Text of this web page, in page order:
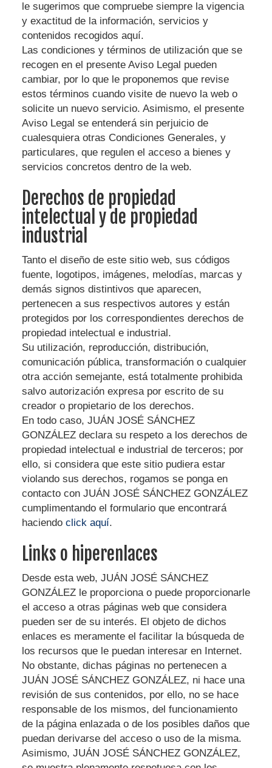
le sugerimos que compruebe siempre la vigencia
y exactitud de la información, servicios y
contenidos recogidos aquí.
Las condiciones y términos de utilización que se
recogen en el presente Aviso Legal pueden
cambiar, por lo que le proponemos que revise
estos términos cuando visite de nuevo la web o
solicite un nuevo servicio. Asimismo, el presente
Aviso Legal se entenderá sin perjuicio de
cualesquiera otras Condiciones Generales, y
particulares, que regulen el acceso a bienes y
servicios concretos dentro de la web.
Derechos de propiedad
intelectual y de propiedad
industrial
Tanto el diseño de este sitio web, sus códigos
fuente, logotipos, imágenes, melodías, marcas y
demás signos distintivos que aparecen,
pertenecen a sus respectivos autores y están
protegidos por los correspondientes derechos de
propiedad intelectual e industrial.
Su utilización, reproducción, distribución,
comunicación pública, transformación o cualquier
otra acción semejante, está totalmente prohibida
salvo autorización expresa por escrito de su
creador o propietario de los derechos.
En todo caso, JUÁN JOSÉ SÁNCHEZ
GONZÁLEZ declara su respeto a los derechos de
propiedad intelectual e industrial de terceros; por
ello, si considera que este sitio pudiera estar
violando sus derechos, rogamos se ponga en
contacto con JUÁN JOSÉ SÁNCHEZ GONZÁLEZ
cumplimentando el formulario que encontrará
haciendo click aquí.
Links o hiperenlaces
Desde esta web, JUÁN JOSÉ SÁNCHEZ
GONZÁLEZ le proporciona o puede proporcionarle
el acceso a otras páginas web que considera
pueden ser de su interés. El objeto de dichos
enlaces es meramente el facilitar la búsqueda de
los recursos que le puedan interesar en Internet.
No obstante, dichas páginas no pertenecen a
JUÁN JOSÉ SÁNCHEZ GONZÁLEZ, ni hace una
revisión de sus contenidos, por ello, no se hace
responsable de los mismos, del funcionamiento
de la página enlazada o de los posibles daños que
puedan derivarse del acceso o uso de la misma.
Asimismo, JUÁN JOSÉ SÁNCHEZ GONZÁLEZ,